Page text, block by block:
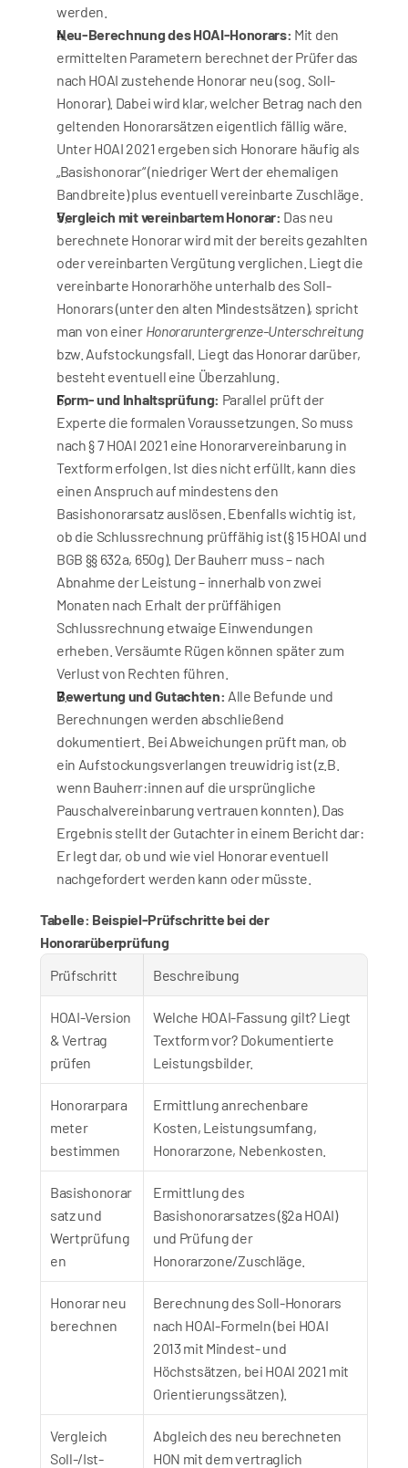
werden.
Neu-Berechnung des HOAI-Honorars: Mit den
ermittelten Parametern berechnet der Prüfer das
nach HOAI zustehende Honorar neu (sog. Soll-
Honorar). Dabei wird klar, welcher Betrag nach den
geltenden Honorarsätzen eigentlich fällig wäre.
Unter HOAI 2021 ergeben sich Honorare häufig als
„Basishonorar“ (niedriger Wert der ehemaligen
Bandbreite) plus eventuell vereinbarte Zuschläge.
Vergleich mit vereinbartem Honorar: Das neu
berechnete Honorar wird mit der bereits gezahlten
oder vereinbarten Vergütung verglichen. Liegt die
vereinbarte Honorarhöhe unterhalb des Soll-
Honorars (unter den alten Mindestsätzen), spricht
man von einer Honoraruntergrenze-Unterschreitung
bzw. Aufstockungsfall. Liegt das Honorar darüber,
besteht eventuell eine Überzahlung.
Form- und Inhaltsprüfung: Parallel prüft der
Experte die formalen Voraussetzungen. So muss
nach § 7 HOAI 2021 eine Honorarvereinbarung in
Textform erfolgen. Ist dies nicht erfüllt, kann dies
einen Anspruch auf mindestens den
Basishonorarsatz auslösen. Ebenfalls wichtig ist,
ob die Schlussrechnung prüffähig ist (§ 15 HOAI und
BGB §§ 632a, 650g). Der Bauherr muss – nach
Abnahme der Leistung – innerhalb von zwei
Monaten nach Erhalt der prüffähigen
Schlussrechnung etwaige Einwendungen
erheben. Versäumte Rügen können später zum
Verlust von Rechten führen.
Bewertung und Gutachten: Alle Befunde und
Berechnungen werden abschließend
dokumentiert. Bei Abweichungen prüft man, ob
ein Aufstockungsverlangen treuwidrig ist (z.B.
wenn Bauherr:innen auf die ursprüngliche
Pauschalvereinbarung vertrauen konnten). Das
Ergebnis stellt der Gutachter in einem Bericht dar:
Er legt dar, ob und wie viel Honorar eventuell
nachgefordert werden kann oder müsste.
Tabelle: Beispiel-Prüfschritte bei der
Honorarüberprüfung
Prüfschritt
Beschreibung
HOAI-Version
& Vertrag
prüfen
Welche HOAI-Fassung gilt? Liegt
Textform vor? Dokumentierte
Leistungsbilder.
Honorarpara
meter
bestimmen
Ermittlung anrechenbare
Kosten, Leistungsumfang,
Honorarzone, Nebenkosten.
Basishonorar
satz und
Wertprüfung
en
Ermittlung des
Basishonorarsatzes (§2a HOAI)
und Prüfung der
Honorarzone/Zuschläge.
Honorar neu
berechnen
Berechnung des Soll-Honorars
nach HOAI-Formeln (bei HOAI
2013 mit Mindest- und
Höchstsätzen, bei HOAI 2021 mit
Orientierungssätzen).
Vergleich
Soll-/Ist-
Abgleich des neu berechneten
HON mit dem vertraglich